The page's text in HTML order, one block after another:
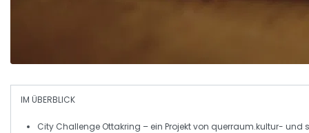
IM ÜBERBLICK
City Challenge Ottakring – ein Projekt von querraum.kultur- und